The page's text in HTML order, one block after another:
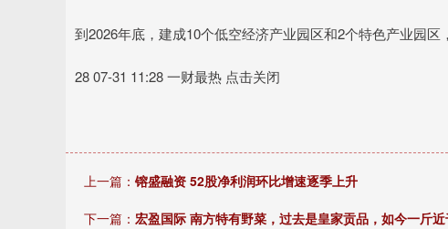
到2026年底，建成10个低空经济产业园区和2个特色产业园区
28 07-31 11:28 一财最热 点击关闭
上一篇： 镕盛融资 52股净利润环比增速逐季上升
下一篇： 宏盈国际 南方特有野菜，过去是皇家贡品，如今一斤